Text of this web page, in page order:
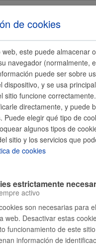
Servicios
empleo /
Donostia - San
Público 2024
el Ayuntamiento de Donostia
de cookies
web, este puede almacenar
navegador (normalmente,
puede ser sobre
dispositivo, y se usa
sitio funcione
directamente, y puede
Puede elegir qué tipo de
algunos tipos de
sitio y los servicios que
de cookies
estrictamente
activo
son necesarias para
web. Desactivar estas
funcionamiento de este
información de